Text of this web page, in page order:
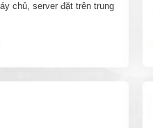
chủ, server đặt trên trung